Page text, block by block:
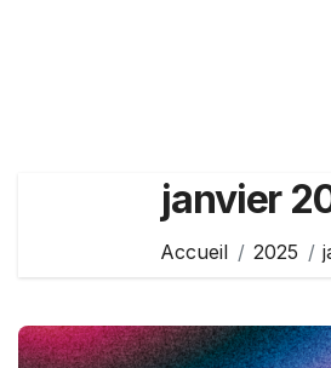
janvier
Accueil 2025